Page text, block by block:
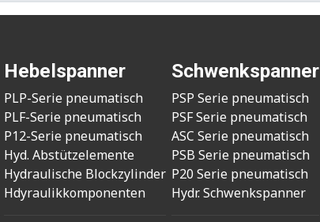
Hebelspanner
PLP-Serie pneumatisch
PLF-Serie pneumatisch
P12-Serie pneumatisch
Hyd. Abstützelemente
Hydraulische Blockzylinder
Hdyraulikkomponenten
Schwenkspanner
PSP Serie pneumatisch
PSF Serie pneumatisch
ASC Serie pneumatisch
PSB Serie pneumatisch
P20 Serie pneumatisch
Hydr. Schwenkspanner